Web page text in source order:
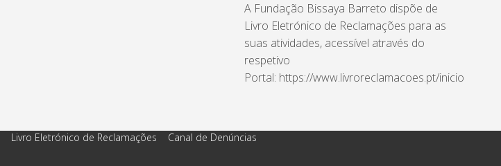
A Fundação Bissaya Barreto dispõe de
Livro Eletrónico de Reclamações para as
suas atividades, acessível através do
respetivo
Portal: https://www.livroreclamacoes.pt/inicio
Livro Eletrónico de Reclamações
Canal de Denúncias